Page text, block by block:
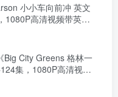
小小车向前冲 英文
1080P高清视频带英文
！
Big City Greens 格林一
集，1080P高清视频
盘下载！